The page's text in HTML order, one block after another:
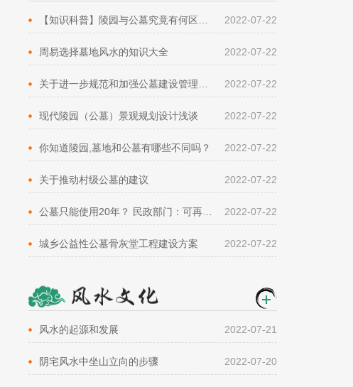
2022-07-22
周易选择墓地风水的知识大全 2022-07-22
2022-07-22
现代陵园（公墓）景观规划设计浅谈 2022-07-22
你知道陵园,墓地和公墓有哪些不同吗？ 2022-07-22
关于推动村级公墓的建议 2022-07-22
2022-07-22
城乡公益性公墓骨灰堂工程建设方案 2022-07-22
风水的起源和发展 2022-07-21
阴宅风水中坐山立向的步骤 2022-07-20